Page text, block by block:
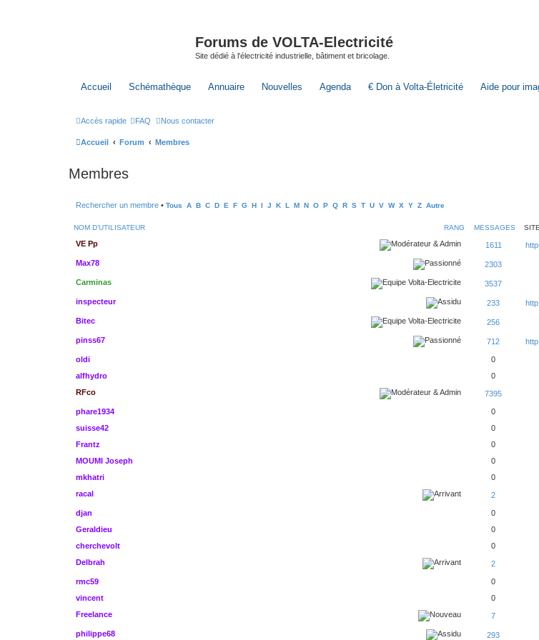
Forums de VOLTA-Electricité
Site dédié à l'électricité industrielle, bâtiment et bricolage.
Accueil Schémathèque Annuaire Nouvelles Agenda € Don à Volta-Életricité Aide pour
Accès rapide FAQ Nous contacter
Accueil Forum Membres
Membres
Rechercher un membre • Tous A B C D E F G H I J K L M N O P Q R S T U V W X Y Z Autre
RANG
NOM D’UTILISATEUR MESSAGES
VE Pp 1611
Max78 2303
Carminas 3537
inspecteur 233
Bitec 256
pinss67 712
oldi 0
alfhydro
0
RFco
7395
phare1934 0
suisse42
0
Frantz
0
MOUMI Joseph
0
mkhatri
0
racal
2
djan 0
Geraldieu
0
cherchevolt
0
Delbrah
2
rmc59 0
vincent
0
Freelance
7
philippe68 293